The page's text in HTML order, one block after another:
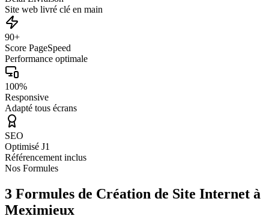
Site web livré clé en main
90+
Score PageSpeed
Performance optimale
100%
Responsive
Adapté tous écrans
SEO
Optimisé J1
Référencement inclus
Nos Formules
3 Formules de Création de Site Internet à
Meximieux